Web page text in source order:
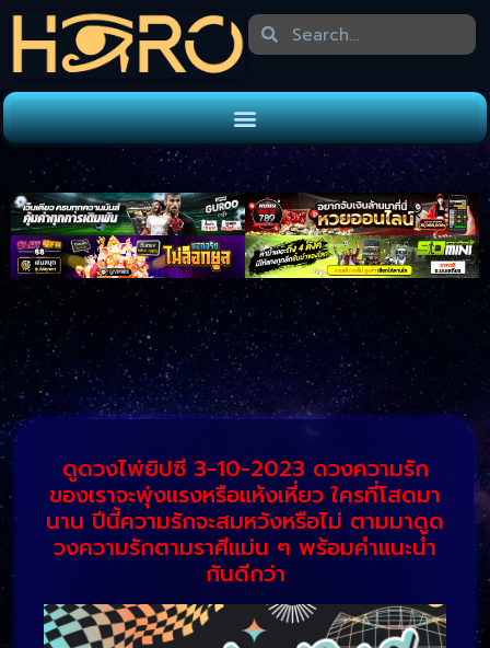
ดูดวงไพ่ยิปซี 3-10-2023 ดวงความรัก
ของเราจะพุ่งแรงหรือแห้งเหี่ยว ใครที่โสดมา
นาน ปีนี้ความรักจะสมหวังหรือไม่ ตามมาดูด
วงความรักตามราศีแม่น ๆ พร้อมคำแนะนำ
กันดีกว่า